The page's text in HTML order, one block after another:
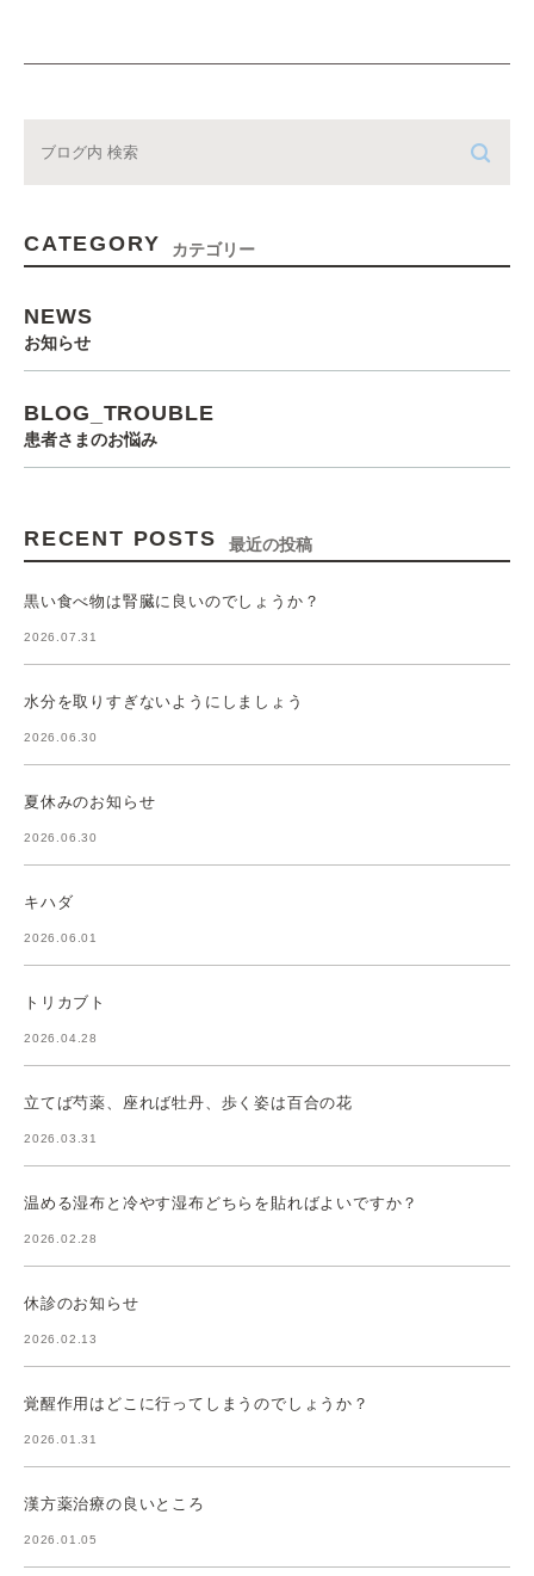
CATEGORY カテゴリー
NEWS
お知らせ
BLOG_TROUBLE
患者さまのお悩み
RECENT POSTS 最近の投稿
黒い食べ物は腎臓に良いのでしょうか？
2026.07.31
水分を取りすぎないようにしましょう
2026.06.30
夏休みのお知らせ
2026.06.30
キハダ
2026.06.01
トリカブト
2026.04.28
立てば芍薬、座れば牡丹、歩く姿は百合の花
2026.03.31
温める湿布と冷やす湿布どちらを貼ればよいですか？
2026.02.28
休診のお知らせ
2026.02.13
覚醒作用はどこに行ってしまうのでしょうか？
2026.01.31
漢方薬治療の良いところ
2026.01.05